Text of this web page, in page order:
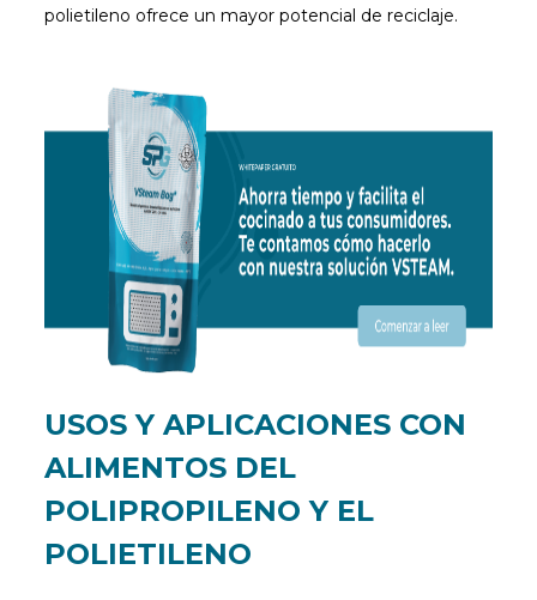
polietileno ofrece un mayor potencial de reciclaje.
USOS Y APLICACIONES CON
ALIMENTOS DEL
POLIPROPILENO Y EL
POLIETILENO